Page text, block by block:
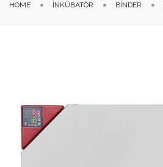
HOME İNKÜBATÖR BINDER